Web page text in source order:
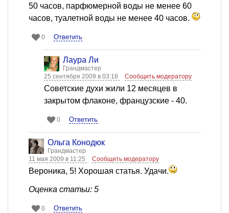
50 часов, парфюмерной воды не менее 60
часов, туалетной воды не менее 40 часов.
0 Ответить
Лаура Ли
Грандмастер
25 сентября 2009 в 03:18
Сообщить модератору
Советские духи жили 12 месяцев в
закрытом флаконе, французские - 40.
0 Ответить
Ольга Конодюк
Грандмастер
11 мая 2009 в 11:25
Сообщить модератору
Вероника, 5! Хорошая статья. Удачи.
Оценка статьи: 5
0 Ответить